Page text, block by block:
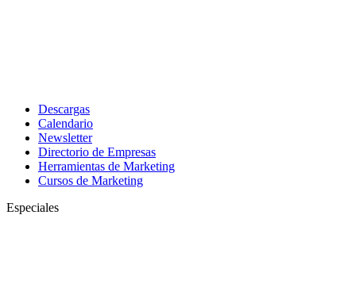
Descargas
Calendario
Newsletter
Directorio de Empresas
Herramientas de Marketing
Cursos de Marketing
Especiales